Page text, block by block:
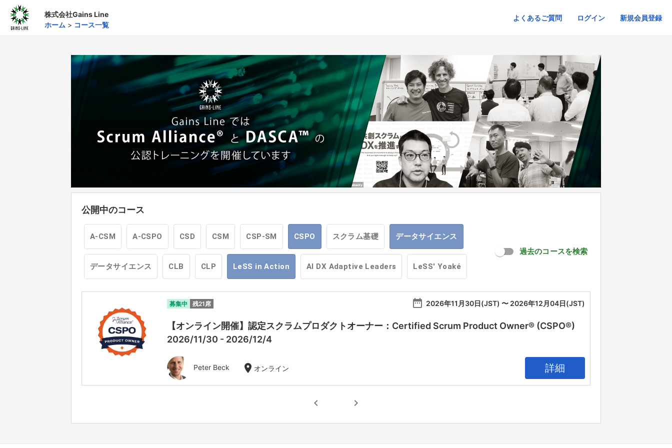
株式会社Gains Line
ホーム > コース一覧
よくあるご質問 ログイン 新規会員登録
公開中のコース
A-CSM A-CSPO CSD CSM CSP-SM CSPO スクラム基礎 データサイエンス
データサイエンス CLB CLP LeSS in Action AI DX Adaptive Leaders LeSS' Yoaké
過去のコースを検索
募集中 残21席 date_range 2026年11月30日(JST) 〜 2026年12月04日(JST)
【オンライン開催】認定スクラムプロダクトオーナー：Certified Scrum Product Owner® (CSPO®)
2026/11/30 - 2026/12/4
Peter Beck location_on オンライン 詳細
chevron_left chevron_right